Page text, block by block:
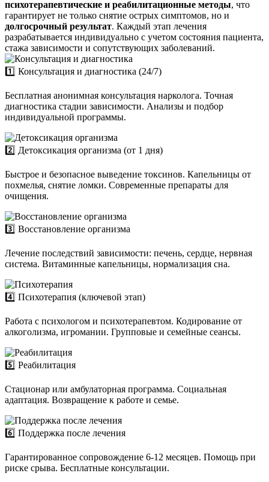
психотерапевтические и реабилитационные методы, что
гарантирует не только снятие острых симптомов, но и
долгосрочный результат. Каждый этап лечения
разрабатывается индивидуально с учетом состояния пациента,
стажа зависимости и сопутствующих заболеваний.
1️⃣ Консультация и диагностика (24/7)
Бесплатная анонимная консультация нарколога. Точная
диагностика стадии зависимости. Анализы и подбор
индивидуальной программы.
2️⃣ Детоксикация организма (от 1 дня)
Быстрое и безопасное выведение токсинов. Капельницы от
похмелья, снятие ломки. Современные препараты для
очищения.
3️⃣ Восстановление организма
Лечение последствий зависимости: печень, сердце, нервная
система. Витаминные капельницы, нормализация сна.
4️⃣ Психотерапия (ключевой этап)
Работа с психологом и психотерапевтом. Кодирование от
алкоголизма, игромании. Групповые и семейные сеансы.
5️⃣ Реабилитация
Стационар или амбулаторная программа. Социальная
адаптация. Возвращение к работе и семье.
6️⃣ Поддержка после лечения
Гарантированное сопровождение 6-12 месяцев. Помощь при
риске срыва. Бесплатные консультации.